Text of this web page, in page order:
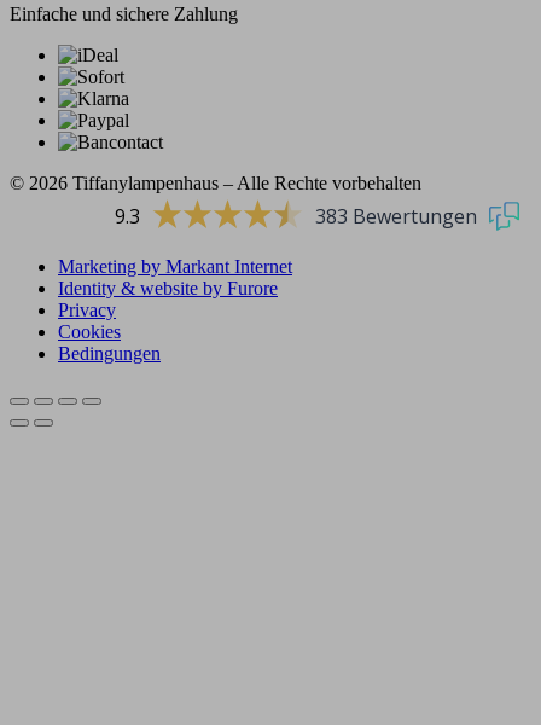
Einfache und sichere Zahlung
© 2026 Tiffanylampenhaus – Alle Rechte vorbehalten
9.3 383 Bewertungen
Marketing by Markant Internet
Identity & website by Furore
Privacy
Cookies
Bedingungen